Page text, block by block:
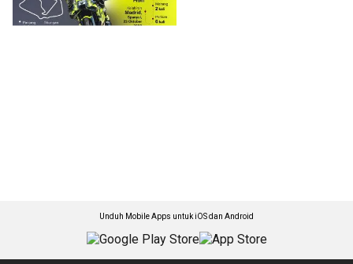
Unduh Mobile Apps untuk iOS dan Android